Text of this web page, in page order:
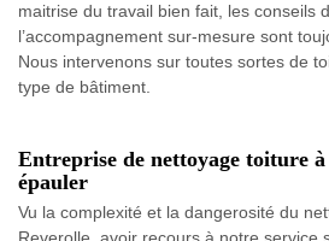
maitrise du travail bien fait, les conseils
l’accompagnement sur-mesure sont
Nous intervenons sur toutes sortes de
type de bâtiment.
Entreprise de nettoyage toiture
épauler
Vu la complexité et la dangerosité du